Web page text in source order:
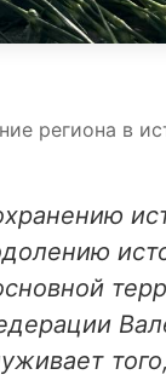
региона в